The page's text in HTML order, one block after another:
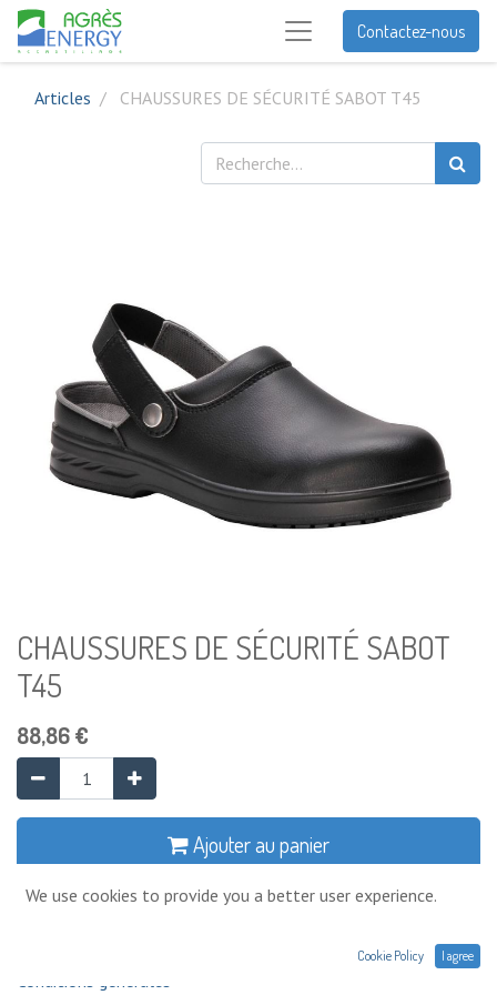
Contactez-nous
Articles CHAUSSURES DE SÉCURITÉ SABOT T45
CHAUSSURES DE SÉCURITÉ SABOT
T45
88,86€
Ajouter au panier
Ajouter à la liste de souhaits
Conditions générales
We use cookies to provide you a better user experience.
Cookie Policy I agree